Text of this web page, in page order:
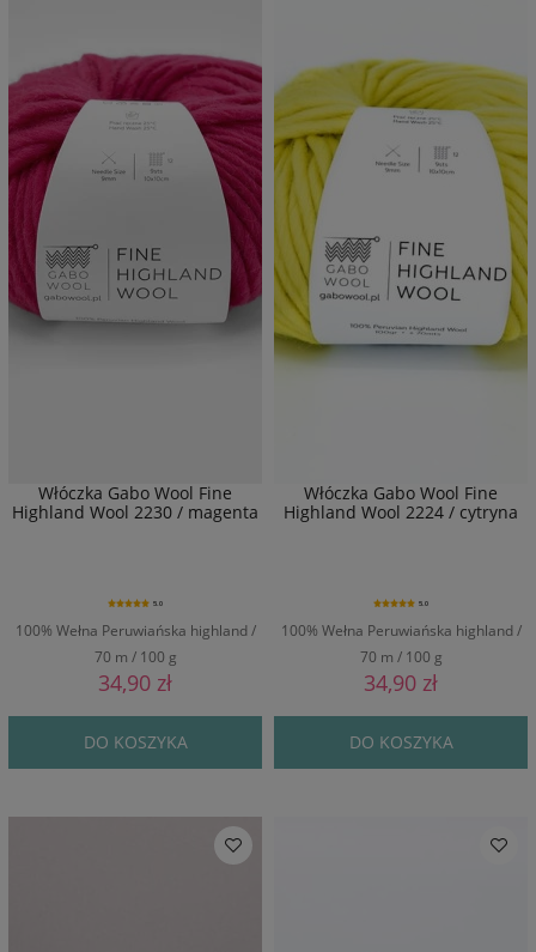
Włóczka Gabo Wool Fine
Highland Wool 2230 / magenta
100% Wełna Peruwiańska highland /
70 m / 100 g
5.0
34,90 zł
DO KOSZYKA
Włóczka Gabo Wool Fine
Highland Wool 2224 / cytryna
100% Wełna Peruwiańska highland /
70 m / 100 g
5.0
34,90 zł
DO KOSZYKA